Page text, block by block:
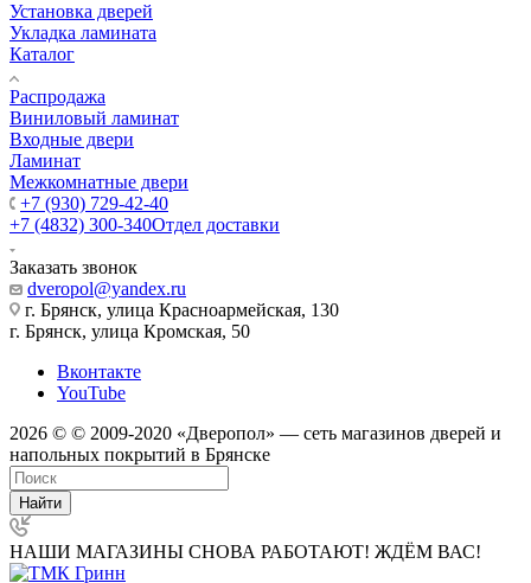
Установка дверей
Укладка ламината
Каталог
Распродажа
Виниловый ламинат
Входные двери
Ламинат
Межкомнатные двери
+7 (930) 729-42-40
+7 (4832) 300-340Отдел доставки
Заказать звонок
dveropol@yandex.ru
г. Брянск, улица Красноармейская, 130
г. Брянск, улица Кромская, 50
Вконтакте
YouTube
2026 © © 2009-2020 «Дверопол» — сеть магазинов дверей и
напольных покрытий в Брянске
Найти
НАШИ МАГАЗИНЫ СНОВА РАБОТАЮТ! ЖДЁМ ВАС!